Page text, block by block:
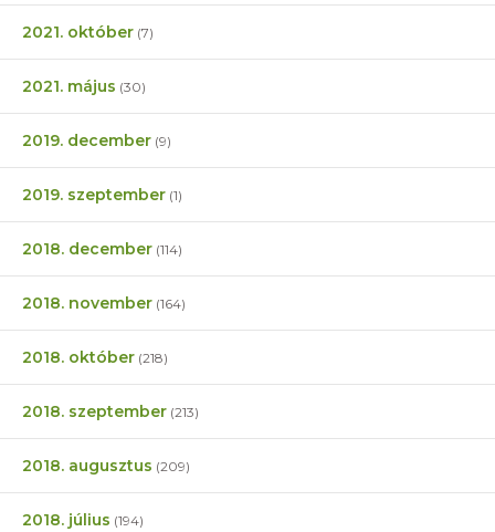
2021. október (7)
2021. május (30)
2019. december (9)
2019. szeptember (1)
2018. december (114)
2018. november (164)
2018. október (218)
2018. szeptember (213)
2018. augusztus (209)
2018. július (194)